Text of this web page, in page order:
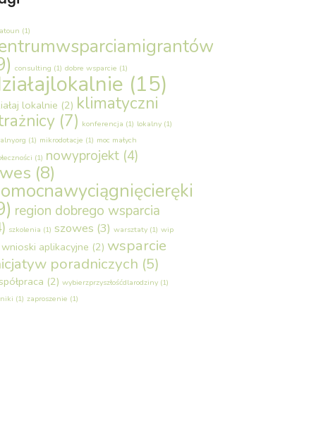
(1)
consulting (1) dobre wsparcie (1)
(15)
lokalnie (2) klimatyczni
(7) konferencja (1) lokalny (1)
(1) mikrodotacje (1) moc małych
(1) nowyprojekt (4)
(8)
region dobrego wsparcia
szkolenia (1) szowes (3) warsztaty (1) wip
wnioski aplikacyjne (2) wsparcie
poradniczych (5)
(2) wybierzprzyszłośćdlarodziny (1)
(1) zaproszenie (1)